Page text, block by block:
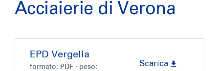
Acciaierie di Verona
EPD Vergella
formato: PDF · peso:
Scarica